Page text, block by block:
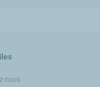
nous